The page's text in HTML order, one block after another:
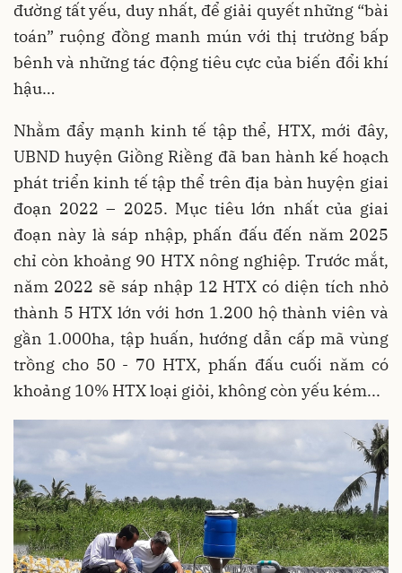
đường tất yếu, duy nhất, để giải quyết những “bài
toán” ruộng đồng manh mún với thị trường bấp
bênh và những tác động tiêu cực của biến đổi khí
hậu…
Nhằm đẩy mạnh kinh tế tập thể, HTX, mới đây,
UBND huyện Giồng Riềng đã ban hành kế hoạch
phát triển kinh tế tập thể trên địa bàn huyện giai
đoạn 2022 – 2025. Mục tiêu lớn nhất của giai
đoạn này là sáp nhập, phấn đấu đến năm 2025
chỉ còn khoảng 90 HTX nông nghiệp. Trước mắt,
năm 2022 sẽ sáp nhập 12 HTX có diện tích nhỏ
thành 5 HTX lớn với hơn 1.200 hộ thành viên và
gần 1.000ha, tập huấn, hướng dẫn cấp mã vùng
trồng cho 50 - 70 HTX, phấn đấu cuối năm có
khoảng 10% HTX loại giỏi, không còn yếu kém...